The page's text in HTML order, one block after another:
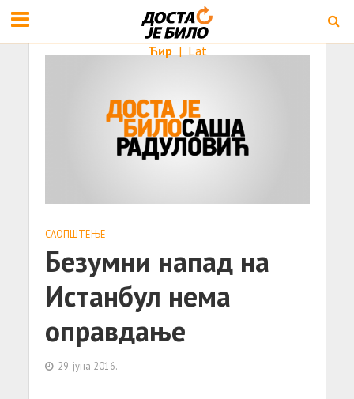
Ћир | Lat
САОПШТЕЊE
Безумни напад на
Истанбул нема
оправдање
29. јуна 2016.